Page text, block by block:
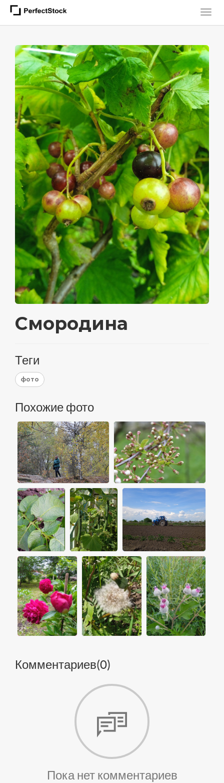
Смородина
Теги
фото
Похожие фото
Комментариев(0)
Пока нет комментариев